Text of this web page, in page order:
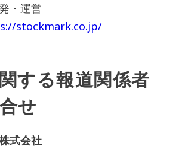
・運営
stockmark.co.jp/
する報道関係者
せ
式会社